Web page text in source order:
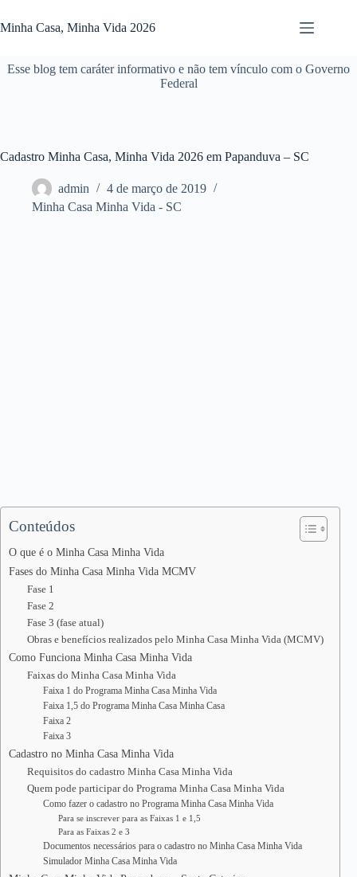
para
o
Minha Casa, Minha Vida 2026
Esse blog tem caráter informativo e não tem vínculo com o Governo
Federal
Cadastro Minha Casa, Minha Vida 2026 em Papanduva – SC
admin
4 de março de 2019
Minha Casa Minha Vida - SC
Conteúdos
O que é o Minha Casa Minha Vida
Fases do Minha Casa Minha Vida MCMV
Fase 1
Fase 2
Fase 3 (fase atual)
Obras e benefícios realizados pelo Minha Casa Minha Vida (MCMV)
Como Funciona Minha Casa Minha Vida
Faixas do Minha Casa Minha Vida
Faixa 1 do Programa Minha Casa Minha Vida
Faixa 1,5 do Programa Minha Casa Minha Casa
Faixa 2
Faixa 3
Cadastro no Minha Casa Minha Vida
Requisitos do cadastro Minha Casa Minha Vida
Quem pode participar do Programa Minha Casa Minha Vida
Como fazer o cadastro no Programa Minha Casa Minha Vida
Para se inscrever para as Faixas 1 e 1,5
Para as Faixas 2 e 3
Documentos necessários para o cadastro no Minha Casa Minha Vida
Simulador Minha Casa Minha Vida